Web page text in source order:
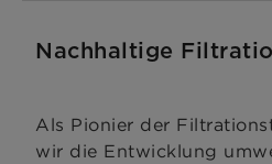
Nachhaltige
Als Pionier der
wir die Entwicklung